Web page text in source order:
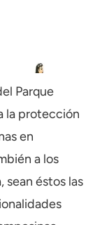
Parque
la protección
en
a los
sean éstos las